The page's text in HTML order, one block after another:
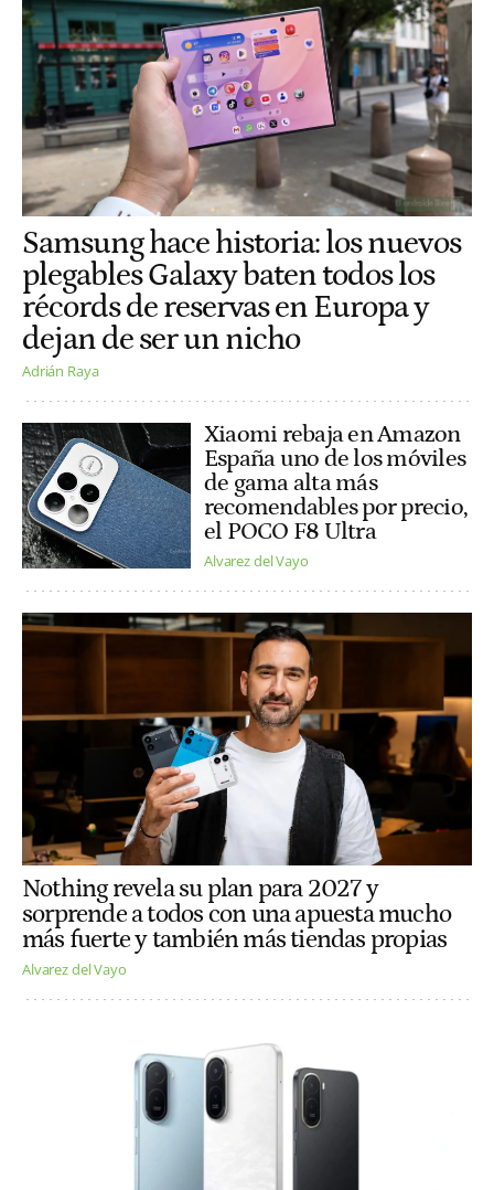
Samsung hace historia: los nuevos
plegables Galaxy baten todos los
récords de reservas en Europa y
dejan de ser un nicho
Adrián Raya
Xiaomi rebaja en Amazon
España uno de los móviles
de gama alta más
recomendables por precio,
el POCO F8 Ultra
Alvarez del Vayo
Nothing revela su plan para 2027 y
sorprende a todos con una apuesta mucho
más fuerte y también más tiendas propias
Alvarez del Vayo